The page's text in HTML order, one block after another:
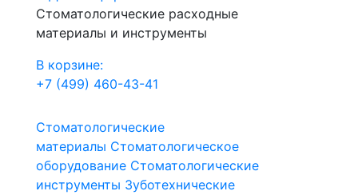
Стоматологические расходные
материалы и инструменты
В корзине:
+7 (499) 460-43-41
Стоматологические
материалы Стоматологическое
оборудование Стоматологические
инструменты Зуботехнические